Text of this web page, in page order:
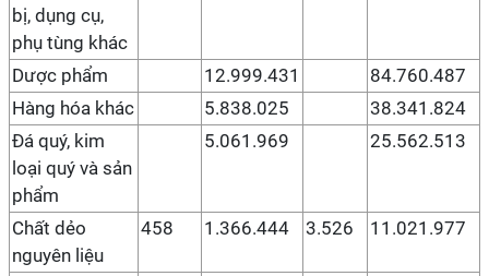
bị, dụng cụ,
phụ tùng khác
Dược phẩm 12.999.431
84.760.487
Hàng hóa khác
5.838.025
38.341.824
Đá quý, kim
loại quý và sản
phẩm
5.061.969 25.562.513
Chất dẻo
nguyên liệu
458 1.366.444 3.526 11.021.977